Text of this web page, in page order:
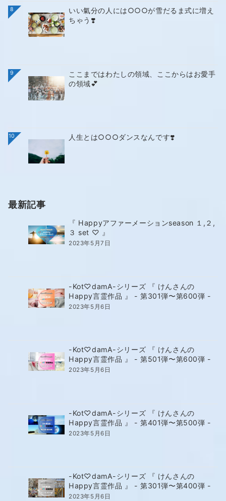
8
いい氣分の人には○○○が雪だるま式に増え
ちゃう❣️
9
ここまではわたしの領域、ここからはお愛手
の領域💕
10 人生とは○○○ダンスなんです❣️
最新記事
『 Happyアファーメーションseason １,２,
３ set ♡ 』
2023年5月7日
-Kot♡damA-シリーズ 『 けんさんの
Happy言霊作品 』 - 第301弾〜第600弾 -
2023年5月6日
-Kot♡damA-シリーズ 『 けんさんの
Happy言霊作品 』 - 第501弾〜第600弾 -
2023年5月6日
-Kot♡damA-シリーズ 『 けんさんの
Happy言霊作品 』 - 第401弾〜第500弾 -
2023年5月6日
-Kot♡damA-シリーズ 『 けんさんの
Happy言霊作品 』 - 第301弾〜第400弾 -
2023年5月6日